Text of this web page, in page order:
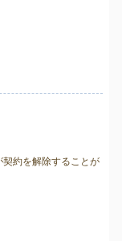
約を解除することが